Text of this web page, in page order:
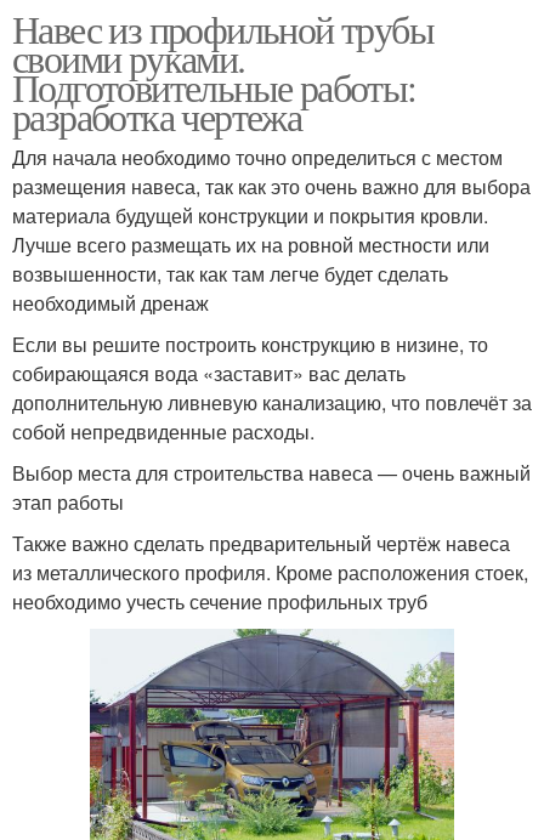
Навес из профильной трубы
своими руками.
Подготовительные работы:
разработка чертежа
Для начала необходимо точно определиться с местом
размещения навеса, так как это очень важно для выбора
материала будущей конструкции и покрытия кровли.
Лучше всего размещать их на ровной местности или
возвышенности, так как там легче будет сделать
необходимый дренаж
Если вы решите построить конструкцию в низине, то
собирающаяся вода «заставит» вас делать
дополнительную ливневую канализацию, что повлечёт за
собой непредвиденные расходы.
Выбор места для строительства навеса — очень важный
этап работы
Также важно сделать предварительный чертёж навеса
из металлического профиля. Кроме расположения стоек,
необходимо учесть сечение профильных труб